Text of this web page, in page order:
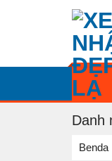
Danh
Benda